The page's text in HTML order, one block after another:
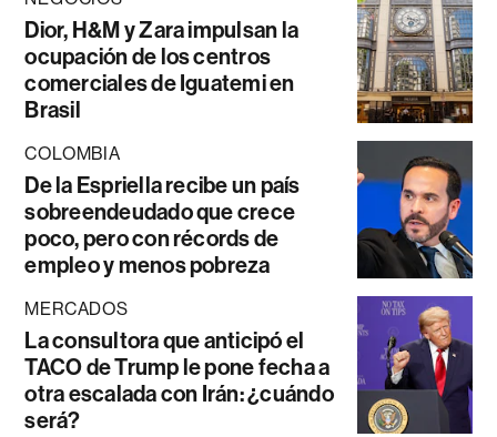
Dior, H&M y Zara impulsan la
ocupación de los centros
comerciales de Iguatemi en
Brasil
COLOMBIA
De la Espriella recibe un país
sobreendeudado que crece
poco, pero con récords de
empleo y menos pobreza
MERCADOS
La consultora que anticipó el
TACO de Trump le pone fecha a
otra escalada con Irán: ¿cuándo
será?